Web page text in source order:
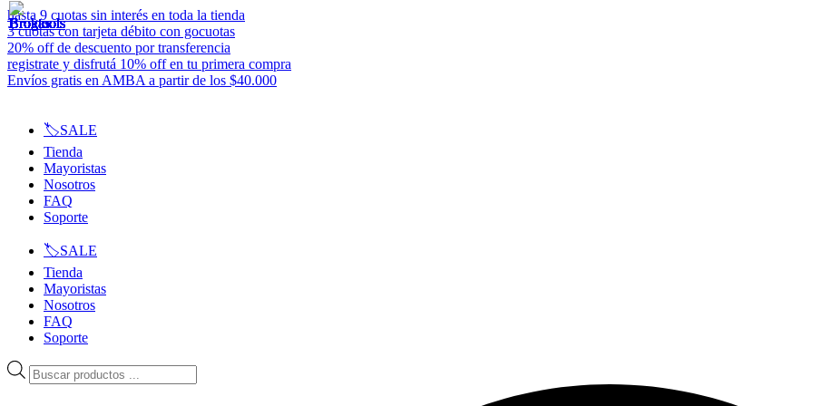
Ir
al
contenido
hasta 9 cuotas sin interés en toda la tienda
3 cuotas con tarjeta débito con gocuotas
20% off de descuento por transferencia
registrate y disfrutá 10% off en tu primera compra
Envíos gratis en AMBA a partir de los $40.000
🏷️SALE
Tienda
Mayoristas
Nosotros
FAQ
Soporte
🏷️SALE
Tienda
Mayoristas
Nosotros
FAQ
Soporte
Búsqueda
de